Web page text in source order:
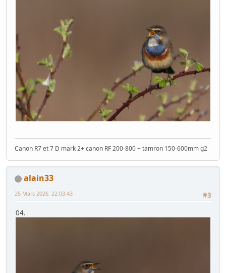
Canon R7 et 7 D mark 2+ canon RF 200-800 + tamron 150-600mm g2
alain33
#3
25 Mars 2026, 22:03:43
04.